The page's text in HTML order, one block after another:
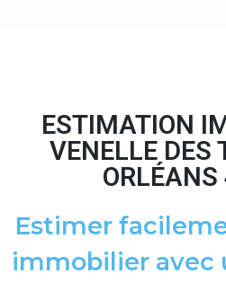
ESTIMATION
VENELLE DES
Estimer
immobilier avec